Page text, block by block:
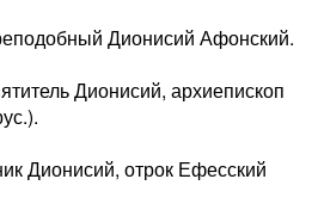
Дионисий Афонский.
Дионисий, архиепископ
Дионисий, отрок Ефесский